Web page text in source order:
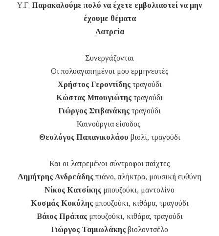
Υ.Γ. Παρακαλούμε πολύ να έχετε εμβολιαστεί να μην
έχουμε θέματα
Λατρεία
Συνεργάζονται
Οι πολυαγαπημένοι μου ερμηνευτές
Χρήστος Γεροντίδης τραγούδι
Κώστας Μπουγιώτης τραγούδι
Γιώργος Στιβανάκης τραγούδι
Καινούργια είσοδος
Θεολόγος Παπανικολάου βιολί, τραγούδι
Και οι λατρεμένοι σύντροφοι παίχτες
Δημήτρης Ανδρεάδης πιάνο, πλήκτρα, μουσική ευθύνη
Νίκος Κατσίκης μπουζούκι, μαντολίνο
Κοσμάς Κοκόλης μπουζούκι, κιθάρα, τραγούδι
Βάιος Πράπαςμπουζούκι, κιθάρα, τραγούδι
Γιώργος Ταμιωλάκης βιολοντσέλο